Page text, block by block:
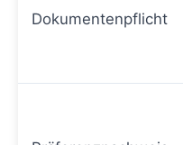
Dokumentenpflicht